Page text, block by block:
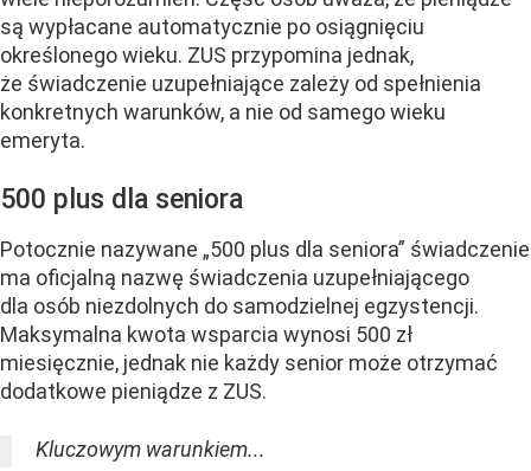
są wypłacane automatycznie po osiągnięciu
określonego wieku. ZUS przypomina jednak,
że świadczenie uzupełniające zależy od spełnienia
konkretnych warunków, a nie od samego wieku
emeryta.
500 plus dla seniora
Potocznie nazywane „500 plus dla seniora” świadczenie
ma oficjalną nazwę świadczenia uzupełniającego
dla osób niezdolnych do samodzielnej egzystencji.
Maksymalna kwota wsparcia wynosi 500 zł
miesięcznie, jednak nie każdy senior może otrzymać
dodatkowe pieniądze z ZUS.
Kluczowym warunkiem...